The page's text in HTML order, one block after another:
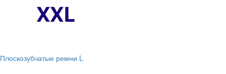
Плоскозубчатые ремни L